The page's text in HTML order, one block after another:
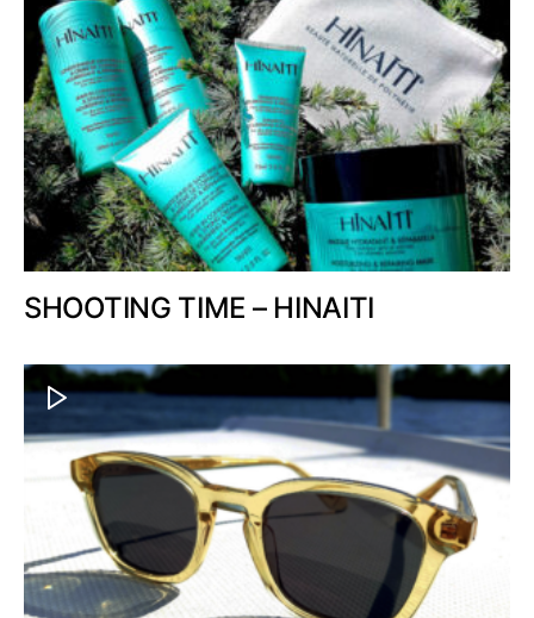
SHOOTING TIME – HINAITI